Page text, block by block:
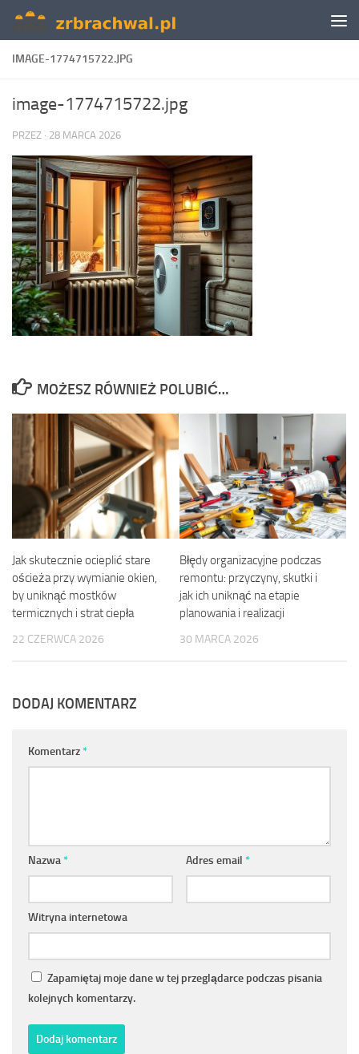
Skip to content
IMAGE-1774715722.JPG
image-1774715722.jpg
PRZEZ · 28 MARCA 2026
MOŻESZ RÓWNIEŻ POLUBIĆ…
Jak skutecznie ocieplić stare
ościeża przy wymianie okien,
by uniknąć mostków
termicznych i strat ciepła
22 CZERWCA 2026
Błędy organizacyjne podczas
remontu: przyczyny, skutki i
jak ich uniknąć na etapie
planowania i realizacji
30 MARCA 2026
DODAJ KOMENTARZ
Komentarz*
Nazwa* Adres email *
Witryna internetowa
Zapamiętaj moje dane w tej przeglądarce podczas pisania
kolejnych komentarzy.